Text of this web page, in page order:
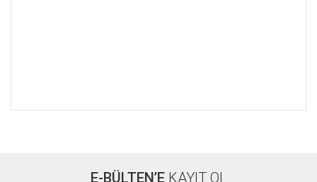
Yorum Yaz
Bu ürünün fiyat bilgisi, resim, ürün açıklamalarında ve diğer
E-BÜLTEN’EKAYIT OL